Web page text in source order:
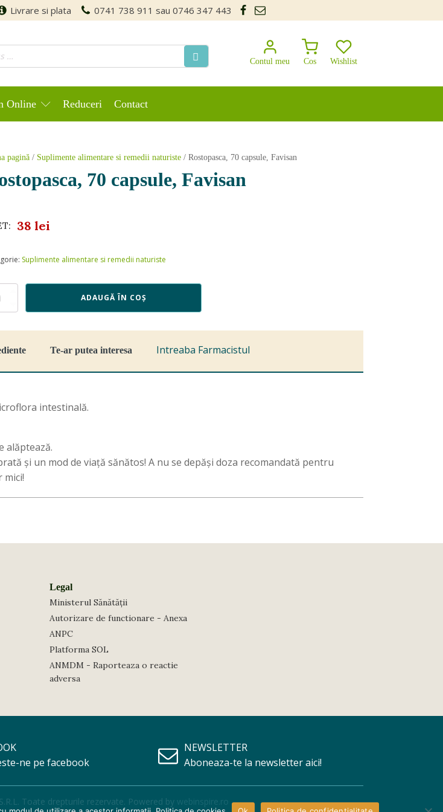
Livrare si plata 0741 738 911 sau 0746 347 443
Contul meu Cos Wishlist
Online Reduceri Contact
pagină / Suplimente alimentare si remedii naturiste / Rostopasca, 70 capsule, Favisan
70 capsule, Favisan
38 lei
Suplimente alimentare si remedii naturiste
ADAUGĂ ÎN COȘ
Te-ar putea interesa Intreaba Farmacistul
intestinală.
alăptează.
și un mod de viață sănătos! A nu se depăși doza recomandată pentru
mici!
Legal
Ministerul Sănătății
Autorizare de functionare - Anexa
ANPC
Platforma SOL
ANMDM - Raporteaza o reactie
adversa
ne pe facebook
NEWSLETTER
Aboneaza-te la newsletter aici!
Toate drepturile rezervate. Powered by webinspire.ro